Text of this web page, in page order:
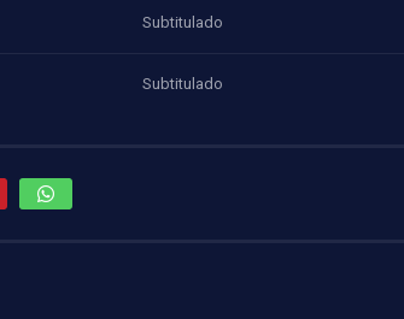
Subtitulado
Subtitulado